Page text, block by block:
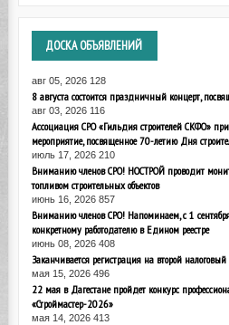
ДОСКАОБЪЯВЛЕНИЙ
авг 05, 2026 128
8 августа состоится праздничный концерт,
авг 03, 2026 116
Ассоциация СРО «Гильдия строителей СКФО»
мероприятие, посвященное 70-летию Дня
июль 17, 2026 210
Вниманию членов СРО! НОСТРОЙ проводит
топливом строительных объектов
июнь 16, 2026 857
Вниманию членов СРО! Напоминаем, с 1
конкретному работодателю в Едином реестре
июнь 08, 2026 408
Заканчивается регистрация на второй налоговый
мая 15, 2026 496
22 мая в Дагестане пройдет конкурс
«Строймастер-2026»
мая 14, 2026 413